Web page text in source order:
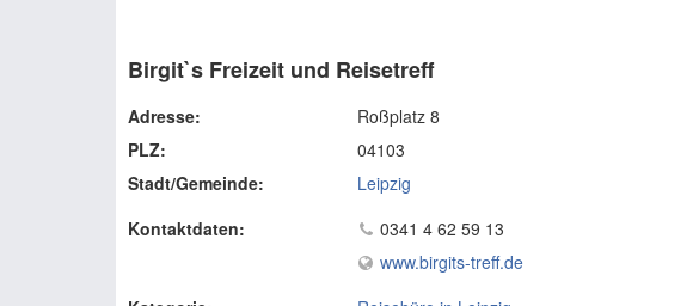
Birgit`s Freizeit und Reisetreff
Adresse:
Roßplatz 8
PLZ:
04103
Stadt/Gemeinde:
Leipzig
Kontaktdaten:
0341 4 62 59 13
www.birgits-treff.de